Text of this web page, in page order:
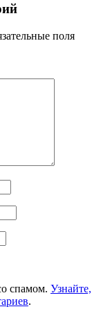
поля
спамом. Узнайте,
.